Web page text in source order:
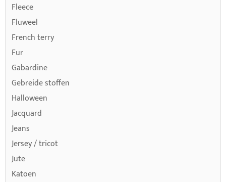
Fleece
Fluweel
French terry
Fur
Gabardine
Gebreide stoffen
Halloween
Jacquard
Jeans
Jersey / tricot
Jute
Katoen